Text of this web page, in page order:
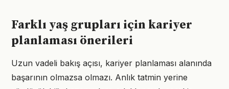
Farklı yaş grupları için kariyer
planlaması önerileri
Uzun vadeli bakış açısı, kariyer planlaması alanında
başarının olmazsa olmazı. Anlık tatmin yerine